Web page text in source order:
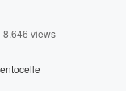
8.646 views